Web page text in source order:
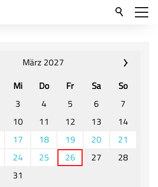
und Schüler
und Termine
- Fachcurricula
März 2027
Mi Do Fr Sa
So
3 4 5 6
7
10 11 12 13
14
17 18 19 20
21
24 25 26 27
28
31